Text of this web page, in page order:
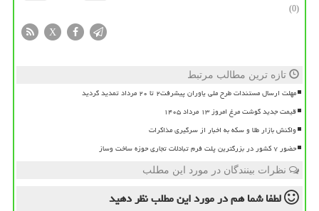
(0)
X
تازه ترین مطالب مرتبط
مهلت ارسال مستندات طرح ملی یاوران پیشرفت۲ تا ۲۰ مرداد تمدید گردید
قیمت جدید گوشت مرغ امروز ۱۳ مرداد ۱۴۰۵
واکنش بازار طلا و سکه به اخبار از سرگیری مذاکرات
حضور ۷ کشور در بزرگترین پلت فرم تبادلات تجاری حوزه ساخت وساز
نظرات بینندگان در مورد این مطلب
لطفا شما همدر مورد این مطلبنظر دهید